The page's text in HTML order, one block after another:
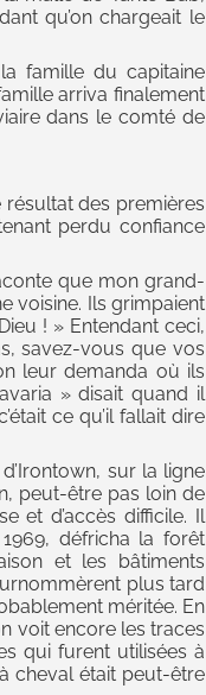
qu’on chargeait le
famille du capitaine
arriva finalement
dans le comté de
résultat des premières
perdu confiance
que mon grand-
voisine. Ils grimpaient
! » Entendant ceci,
savez-vous que vos
leur demanda où ils
» disait quand il
ce qu’il fallait dire
sur la ligne
peut-être pas loin de
et d’accès difficile. Il
défricha la forêt
et les bâtiments
plus tard
méritée. En
voit encore les traces
qui furent utilisées à
à cheval était peut-être